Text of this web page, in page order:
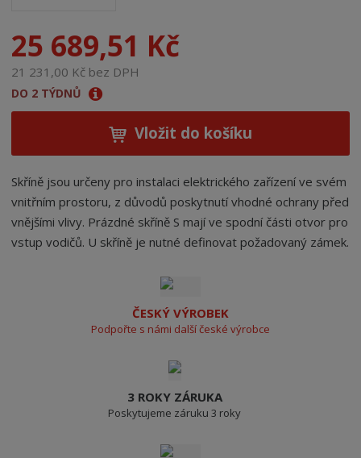
25 689,51 Kč
21 231,00 Kč bez DPH
DO 2 TÝDNŮ
Vložit do košíku
Skříně jsou určeny pro instalaci elektrického zařízení ve svém
vnitřním prostoru, z důvodů poskytnutí vhodné ochrany před
vnějšími vlivy. Prázdné skříně S mají ve spodní části otvor pro
vstup vodičů. U skříně je nutné definovat požadovaný zámek.
ČESKÝ VÝROBEK
Podpořte s námi další české výrobce
3 ROKY ZÁRUKA
Poskytujeme záruku 3 roky